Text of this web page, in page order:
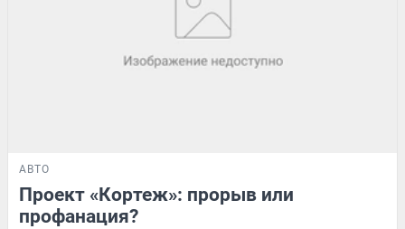
АВТО
Проект «Кортеж»: прорыв или
профанация?